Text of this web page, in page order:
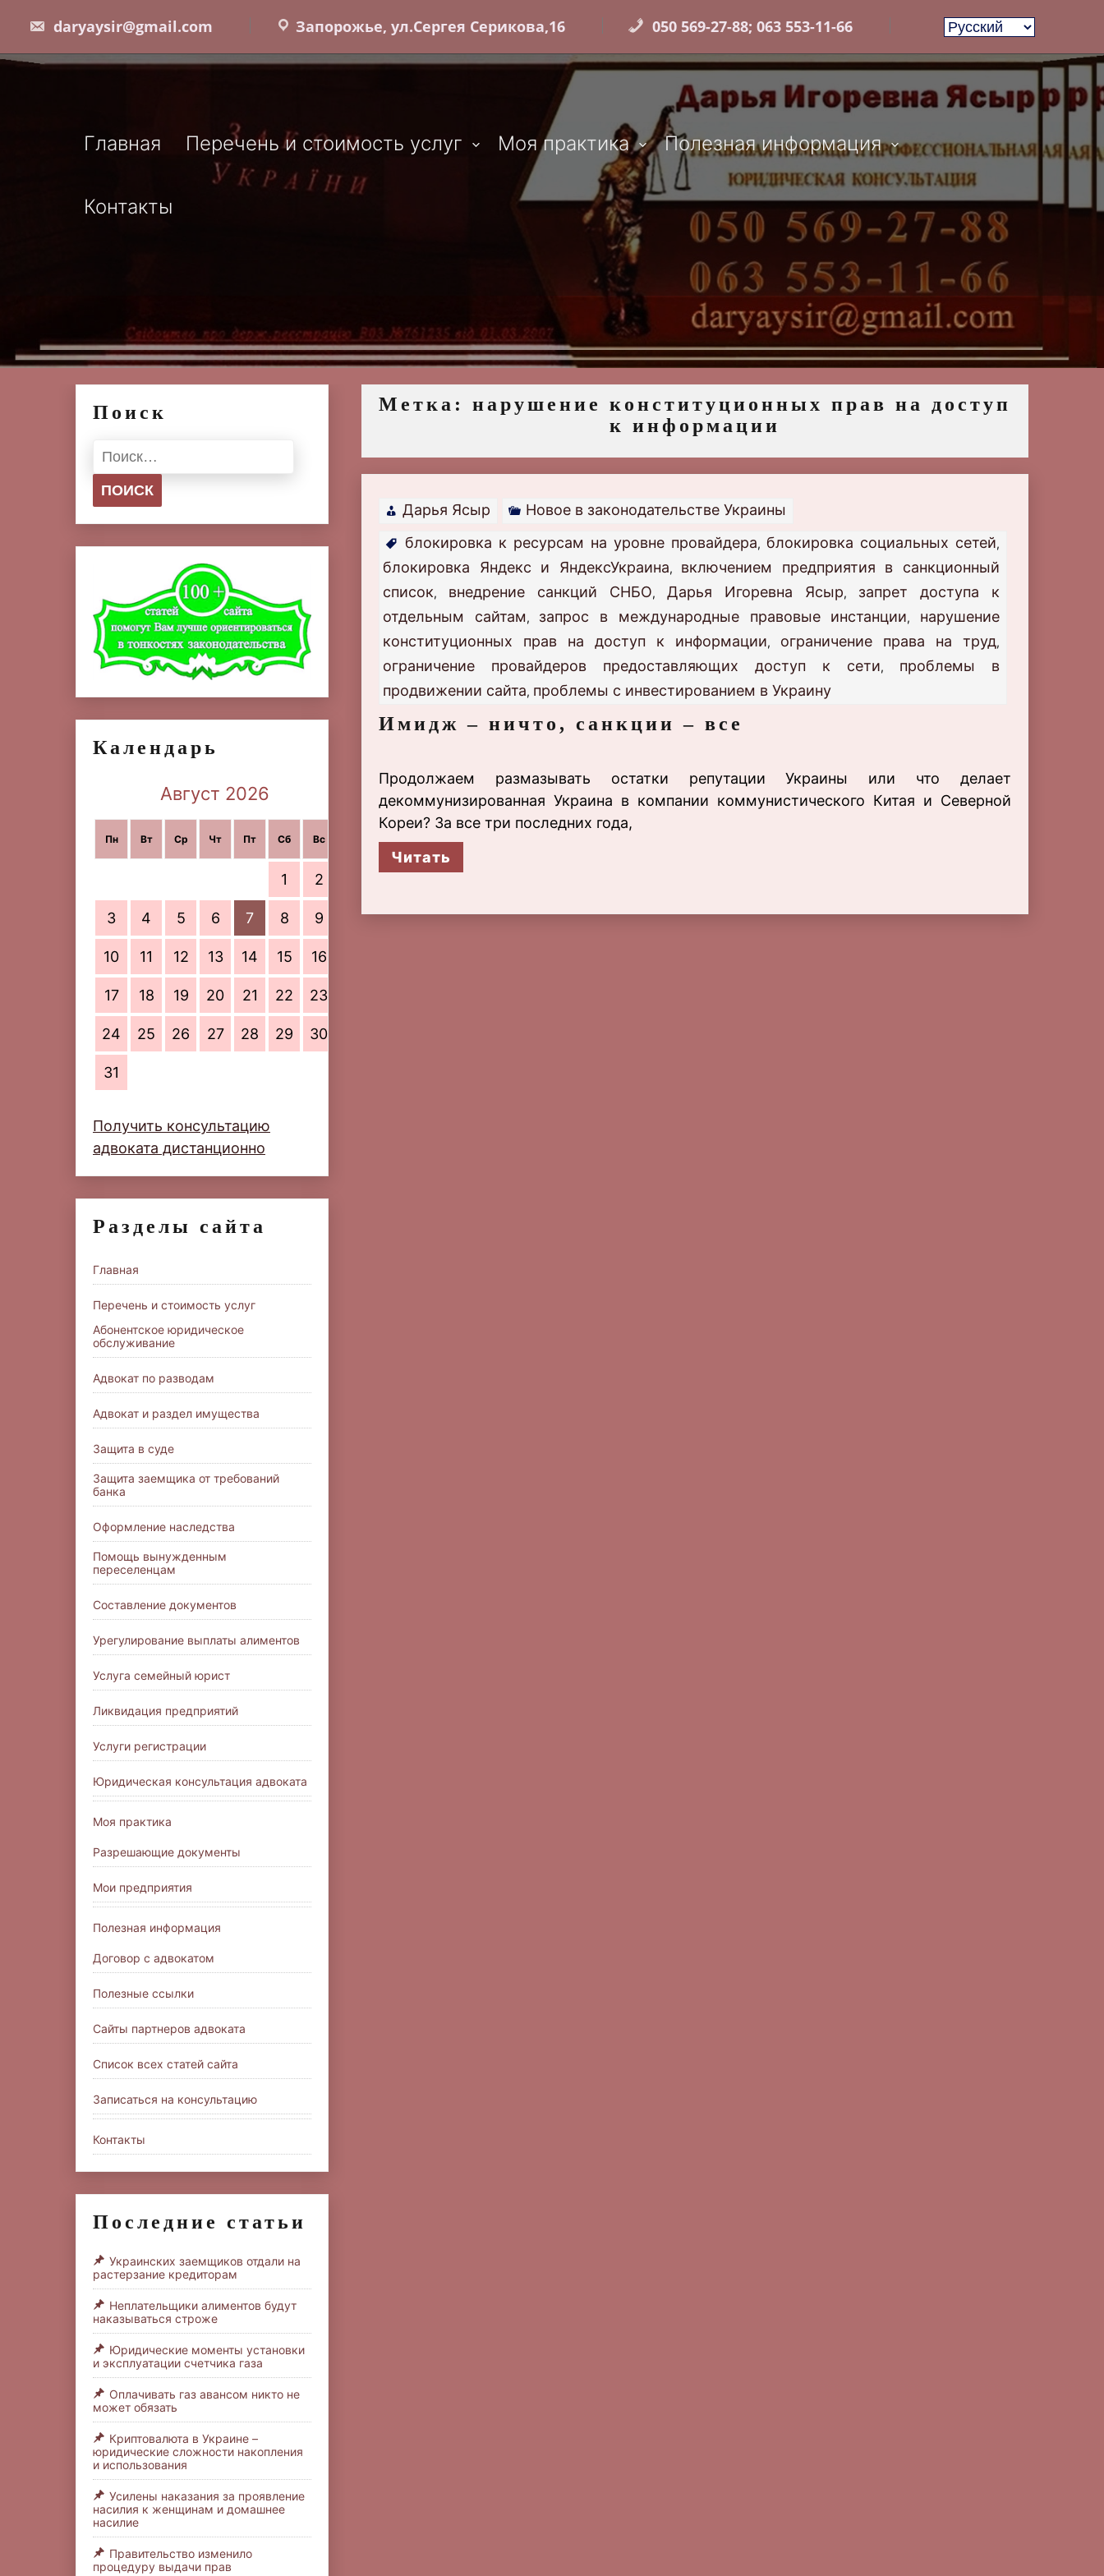
content
daryaysir@gmail.com Запорожье, ул.Сергея Серикова,16 050 569-27-88; 063 553-11-66
Главная Перечень и стоимость услуг Моя практика Полезная информация
Контакты
Метка: нарушение конституционных прав на доступ
к информации
Дарья Ясыр
Новое в законодательстве Украины
блокировка к ресурсам на уровне провайдера, блокировка социальных сетей,
блокировка Яндекс и ЯндексУкраина, включением предприятия в санкционный
список, внедрение санкций СНБО, Дарья Игоревна Ясыр, запрет доступа к
отдельным сайтам, запрос в международные правовые инстанции, нарушение
конституционных прав на доступ к информации, ограничение права на труд,
ограничение провайдеров предоставляющих доступ к сети, проблемы в
продвижении сайта, проблемы с инвестированием в Украину
Имидж – ничто, санкции – все
Продолжаем размазывать остатки репутации Украины или что делает
декоммунизированная Украина в компании коммунистического Китая и Северной
Кореи? За все три последних года,
Читать
Поиск
Найти:
Календарь
Август 2026
Пн Вт Ср Чт Пт Сб Вс
1 2
3 4 5 6 7 8 9
10 11 12 13 14 15 16
17 18 19 20 21 22 23
24 25 26 27 28 29 30
31
Получить консультацию
адвоката дистанционно
Разделы сайта
Главная
Перечень и стоимость услуг
Абонентское юридическое
обслуживание
Адвокат по разводам
Адвокат и раздел имущества
Защита в суде
Защита заемщика от требований
банка
Оформление наследства
Помощь вынужденным
переселенцам
Составление документов
Урегулирование выплаты алиментов
Услуга семейный юрист
Ликвидация предприятий
Услуги регистрации
Юридическая консультация адвоката
Моя практика
Разрешающие документы
Мои предприятия
Полезная информация
Договор с адвокатом
Полезные ссылки
Сайты партнеров адвоката
Список всех статей сайта
Записаться на консультацию
Контакты
Последние статьи
Украинских заемщиков отдали на
растерзание кредиторам
Неплательщики алиментов будут
наказываться строже
Юридические моменты установки
и эксплуатации счетчика газа
Оплачивать газ авансом никто не
может обязать
Криптовалюта в Украине –
юридические сложности накопления
и использования
Усилены наказания за проявление
насилия к женщинам и домашнее
насилие
Правительство изменило
процедуру выдачи прав